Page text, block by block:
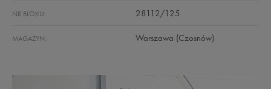
NR BLOKU: 28112/125
MAGAZYN: Warszawa (Czosnów)